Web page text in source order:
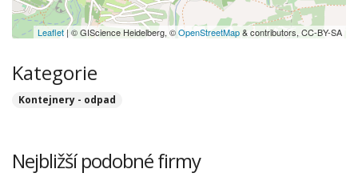
Leaflet | © GIScience Heidelberg, ©OpenStreetMap& contributors, CC-BY-SA
Kategorie
Kontejnery - odpad
Nejbližší podobné firmy